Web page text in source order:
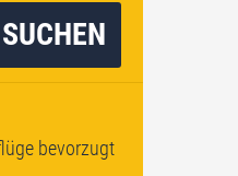
SUCHEN
bevorzugt